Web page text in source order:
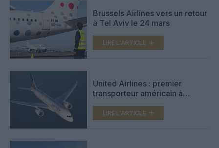
Brussels Airlines vers un retour
à Tel Aviv le 24 mars
LIRE L'ARTICLE
United Airlines : premier
transporteur américain à
Aviv (début mars)
LIRE L'ARTICLE